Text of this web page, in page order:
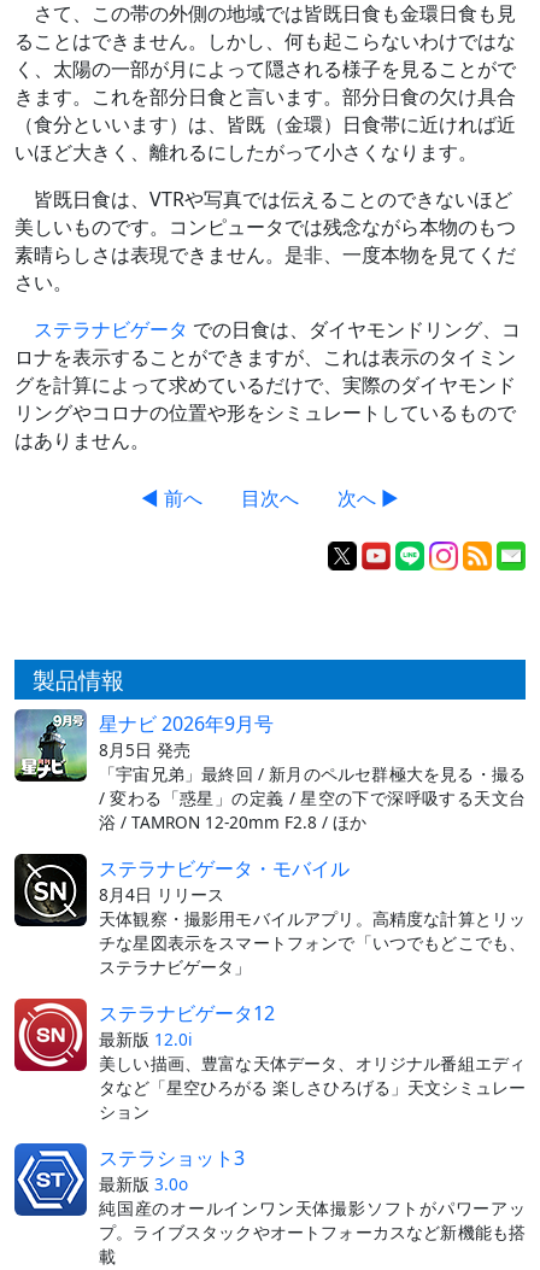
さて、この帯の外側の地域では皆既日食も金環日食も見
ることはできません。しかし、何も起こらないわけではな
く、太陽の一部が月によって隠される様子を見ることがで
きます。これを部分日食と言います。部分日食の欠け具合
（食分といいます）は、皆既（金環）日食帯に近ければ近
いほど大きく、離れるにしたがって小さくなります。
皆既日食は、VTRや写真では伝えることのできないほど
美しいものです。コンピュータでは残念ながら本物のもつ
素晴らしさは表現できません。是非、一度本物を見てくだ
さい。
ステラナビゲータ での日食は、ダイヤモンドリング、コ
ロナを表示することができますが、これは表示のタイミン
グを計算によって求めているだけで、実際のダイヤモンド
リングやコロナの位置や形をシミュレートしているもので
はありません。
◀ 前へ 目次へ 次へ ▶
製品情報
星ナビ 2026年9月号
8月5日 発売
「宇宙兄弟」最終回 / 新月のペルセ群極大を見る・撮る
/ 変わる「惑星」の定義 / 星空の下で深呼吸する天文台
浴 / TAMRON 12-20mm F2.8 / ほか
ステラナビゲータ・モバイル
8月4日 リリース
天体観察・撮影用モバイルアプリ。高精度な計算とリッ
チな星図表示をスマートフォンで「いつでもどこでも、
ステラナビゲータ」
ステラナビゲータ12
最新版 12.0i
美しい描画、豊富な天体データ、オリジナル番組エディ
タなど「星空ひろがる 楽しさひろげる」天文シミュレー
ション
ステラショット3
最新版 3.0o
純国産のオールインワン天体撮影ソフトがパワーアッ
プ。ライブスタックやオートフォーカスなど新機能も搭
載